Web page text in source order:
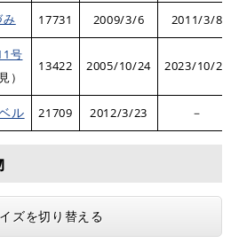
み 17731 2009/3/6 2011/3/8
号
）
13422 2005/10/24 2023/10/25
ル 21709 2012/3/23 －
ズを切り替える